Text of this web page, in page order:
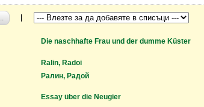
Die naschhafte Frau und der dumme Küster
Ralin, Radoi
Ралин, Радой
Essay über die Neugier